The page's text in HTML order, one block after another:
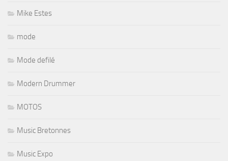
Mike Estes
mode
Mode defilé
Modern Drummer
MOTOS
Music Bretonnes
Music Expo